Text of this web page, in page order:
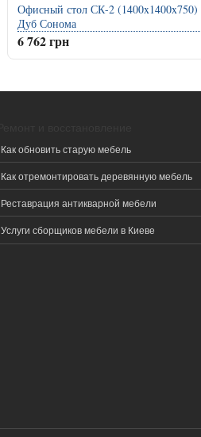
Офисный стол СК-2 (1400x1400x750)
Дуб Сонома
6 762 грн
Как обновить старую мебель
Как отремонтировать деревянную мебель
Реставрация антикварной мебели
Услуги сборщиков мебели в Киеве